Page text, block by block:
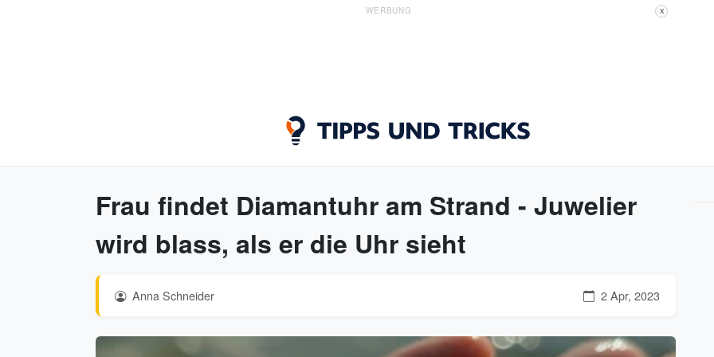
WERBUNG X
Frau findet Diamantuhr am Strand - Juwelier
wird blass, als er die Uhr sieht
Anna Schneider 2 Apr, 2023